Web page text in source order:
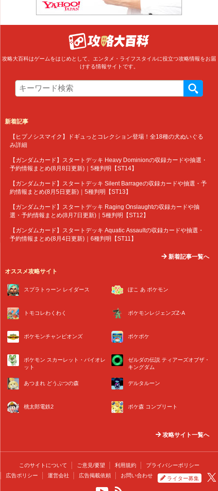
攻略大百科はゲームをはじめとして、エンタメ・ライフスタイルに役立つ攻略情報をお届
けする情報サイトです。
新着記事
【ヒプノシスマイク】ドギュっとコレクション登場！全18種の犬ぬいぐる
み詳細
【ガンダムカード】スタートデッキ Heavy Dominionの収録カードや抽選・
予約情報まとめ(8月8日更新)｜5種判明【ST14】
【ガンダムカード】スタートデッキ Silent Barrageの収録カードや抽選・予
約情報まとめ(8月5日更新)｜5種判明【ST13】
【ガンダムカード】スタートデッキ Raging Onslaughtの収録カードや抽
選・予約情報まとめ(8月7日更新)｜5種判明【ST12】
【ガンダムカード】スタートデッキ Aquatic Assaultの収録カードや抽選・
予約情報まとめ(8月4日更新)｜6種判明【ST11】
新着記事一覧へ
オススメ攻略サイト
スプラトゥーン レイダース ぽこ あ ポケモン
トモコレわくわく ポケモンレジェンズZ-A
ポケモンチャンピオンズ ポケポケ
ポケモン スカーレット・バイオレ
ット
ゼルダの伝説 ティアーズオブザ・
キングダム
あつまれ どうぶつの森 デルタルーン
桃太郎電鉄2 ポケ森 コンプリート
攻略サイト一覧へ
このサイトについて ご意見/要望 利用規約
プライバシーポリシー
広告ポリシー
運営会社 広告掲載依頼 お問い合わせ ライター募集